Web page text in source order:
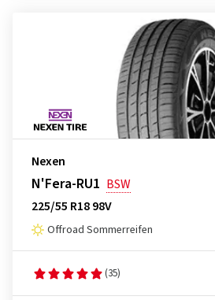
Nexen
N'Fera-RU1 BSW
225/55 R18 98V
Offroad Sommerreifen
(35)